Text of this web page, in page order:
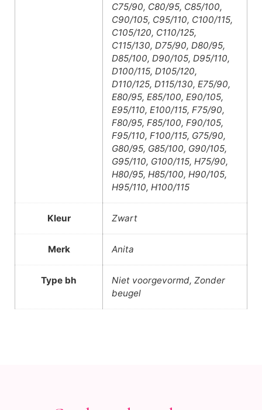
C75/90, C80/95, C85/100,
C90/105, C95/110, C100/115,
C105/120, C110/125,
C115/130, D75/90, D80/95,
D85/100, D90/105, D95/110,
D100/115, D105/120,
D110/125, D115/130, E75/90,
E80/95, E85/100, E90/105,
E95/110, E100/115, F75/90,
F80/95, F85/100, F90/105,
F95/110, F100/115, G75/90,
G80/95, G85/100, G90/105,
G95/110, G100/115, H75/90,
H80/95, H85/100, H90/105,
H95/110, H100/115
Kleur Zwart
Merk Anita
Type bh
Niet voorgevormd, Zonder
beugel